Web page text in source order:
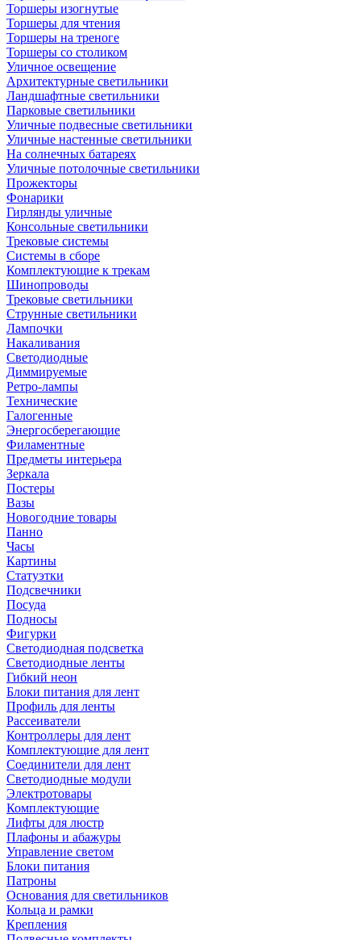
Торшеры изогнутые
Торшеры для чтения
Торшеры на треноге
Торшеры со столиком
Уличное освещение
Архитектурные светильники
Ландшафтные светильники
Парковые светильники
Уличные подвесные светильники
Уличные настенные светильники
На солнечных батареях
Уличные потолочные светильники
Прожекторы
Фонарики
Гирлянды уличные
Консольные светильники
Трековые системы
Системы в сборе
Комплектующие к трекам
Шинопроводы
Трековые светильники
Струнные светильники
Лампочки
Накаливания
Светодиодные
Диммируемые
Ретро-лампы
Технические
Галогенные
Энергосберегающие
Филаментные
Предметы интерьера
Зеркала
Постеры
Вазы
Новогодние товары
Панно
Часы
Картины
Статуэтки
Подсвечники
Посуда
Подносы
Фигурки
Светодиодная подсветка
Светодиодные ленты
Гибкий неон
Блоки питания для лент
Профиль для ленты
Рассеиватели
Контроллеры для лент
Комплектующие для лент
Соединители для лент
Светодиодные модули
Электротовары
Комплектующие
Лифты для люстр
Плафоны и абажуры
Управление светом
Блоки питания
Патроны
Основания для светильников
Кольца и рамки
Крепления